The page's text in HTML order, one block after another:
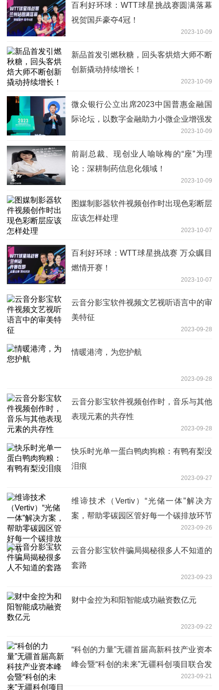
百利好环球：WTT球星挑战赛圆满落幕
祝贺国乒豪夺4冠！
2023-10-09
新品首发引燃秋糖，回头客烘焙大师不断
创新撬动持续增长！
2023-10-09
微众银行公立出席2023中国普惠金融国
际论坛，以数字金融助力小微企业增强发
2023-10-09
前副总裁、现创业人喻咏梅的“座”为理
论：深耕制药信息化领域！
2023-10-09
图媒制影器软件视频创作时出现色彩断层
应该怎样处理
2023-10-07
百利好环球：WTT球星挑战赛 万众瞩目
燃情开赛！
2023-10-07
云音分影宝软件视频文艺视听语言中的审
美特征
2023-09-28
情暖港湾，为您护航
2023-09-28
云音分影宝软件视频创作时，音乐与其他
表现元素的共存性
2023-09-28
快乐时光单一蛋白鸭肉狗粮：有鸭有梨没
泪痕
2023-09-27
维谛技术（Vertiv）“光储一体”解决方
案，帮助零碳园区管好每一个碳排放环节
2023-09-26
云音分影宝软件骗局揭秘很多人不知道的
套路
2023-09-23
财中金控为和阳智能成功融资数亿元
2023-09-22
“科创的力量”无疆首届高新科技产业资本
峰会暨“科创的未来”无疆科创项目联合发
2023-09-21